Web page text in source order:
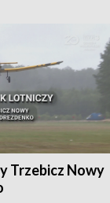
Trzebicz Nowy